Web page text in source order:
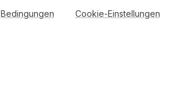
Bedingungen Cookie-Einstellungen